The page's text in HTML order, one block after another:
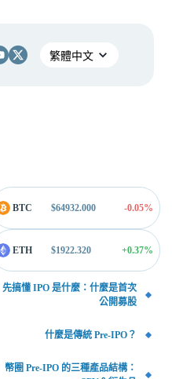
BTC $64932.000 -0.05%
ETH $1922.320 +0.37%
先搞懂 IPO 是什麼：什麼是首次
公開募股
什麼是傳統 Pre-IPO？
幣圈 Pre-IPO 的三種產品結構：